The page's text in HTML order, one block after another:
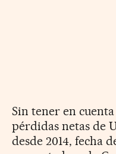
Sin tener en
pérdidas netas de
desde 2014, fecha